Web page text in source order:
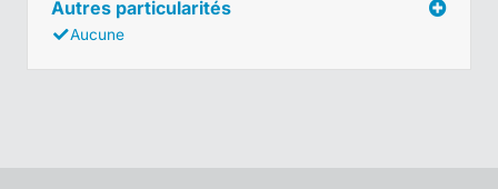
Autres particularités
Aucune